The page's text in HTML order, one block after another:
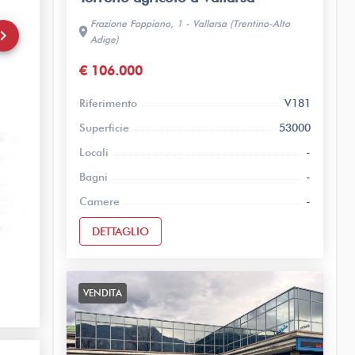
keyboard_arrow_right location_on
Frazione Foppiano, 1 - Vallarsa (Trentino-Alto
Adige)
€ 106.000
Riferimento
V181
Superficie
53000
Locali
-
Bagni
-
Camere
-
DETTAGLIO
VENDITA